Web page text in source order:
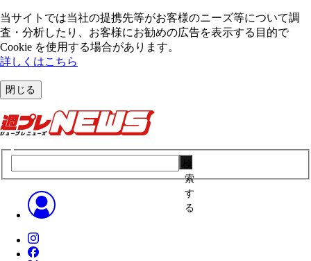
当サイトでは当社の提携先等がお客様のニーズ等について調
査・分析したり、お客様にお勧めの広告を表⽰する⽬的で
Cookie を使⽤する場合があります。
詳しくはこちら
閉じる
索
す
る